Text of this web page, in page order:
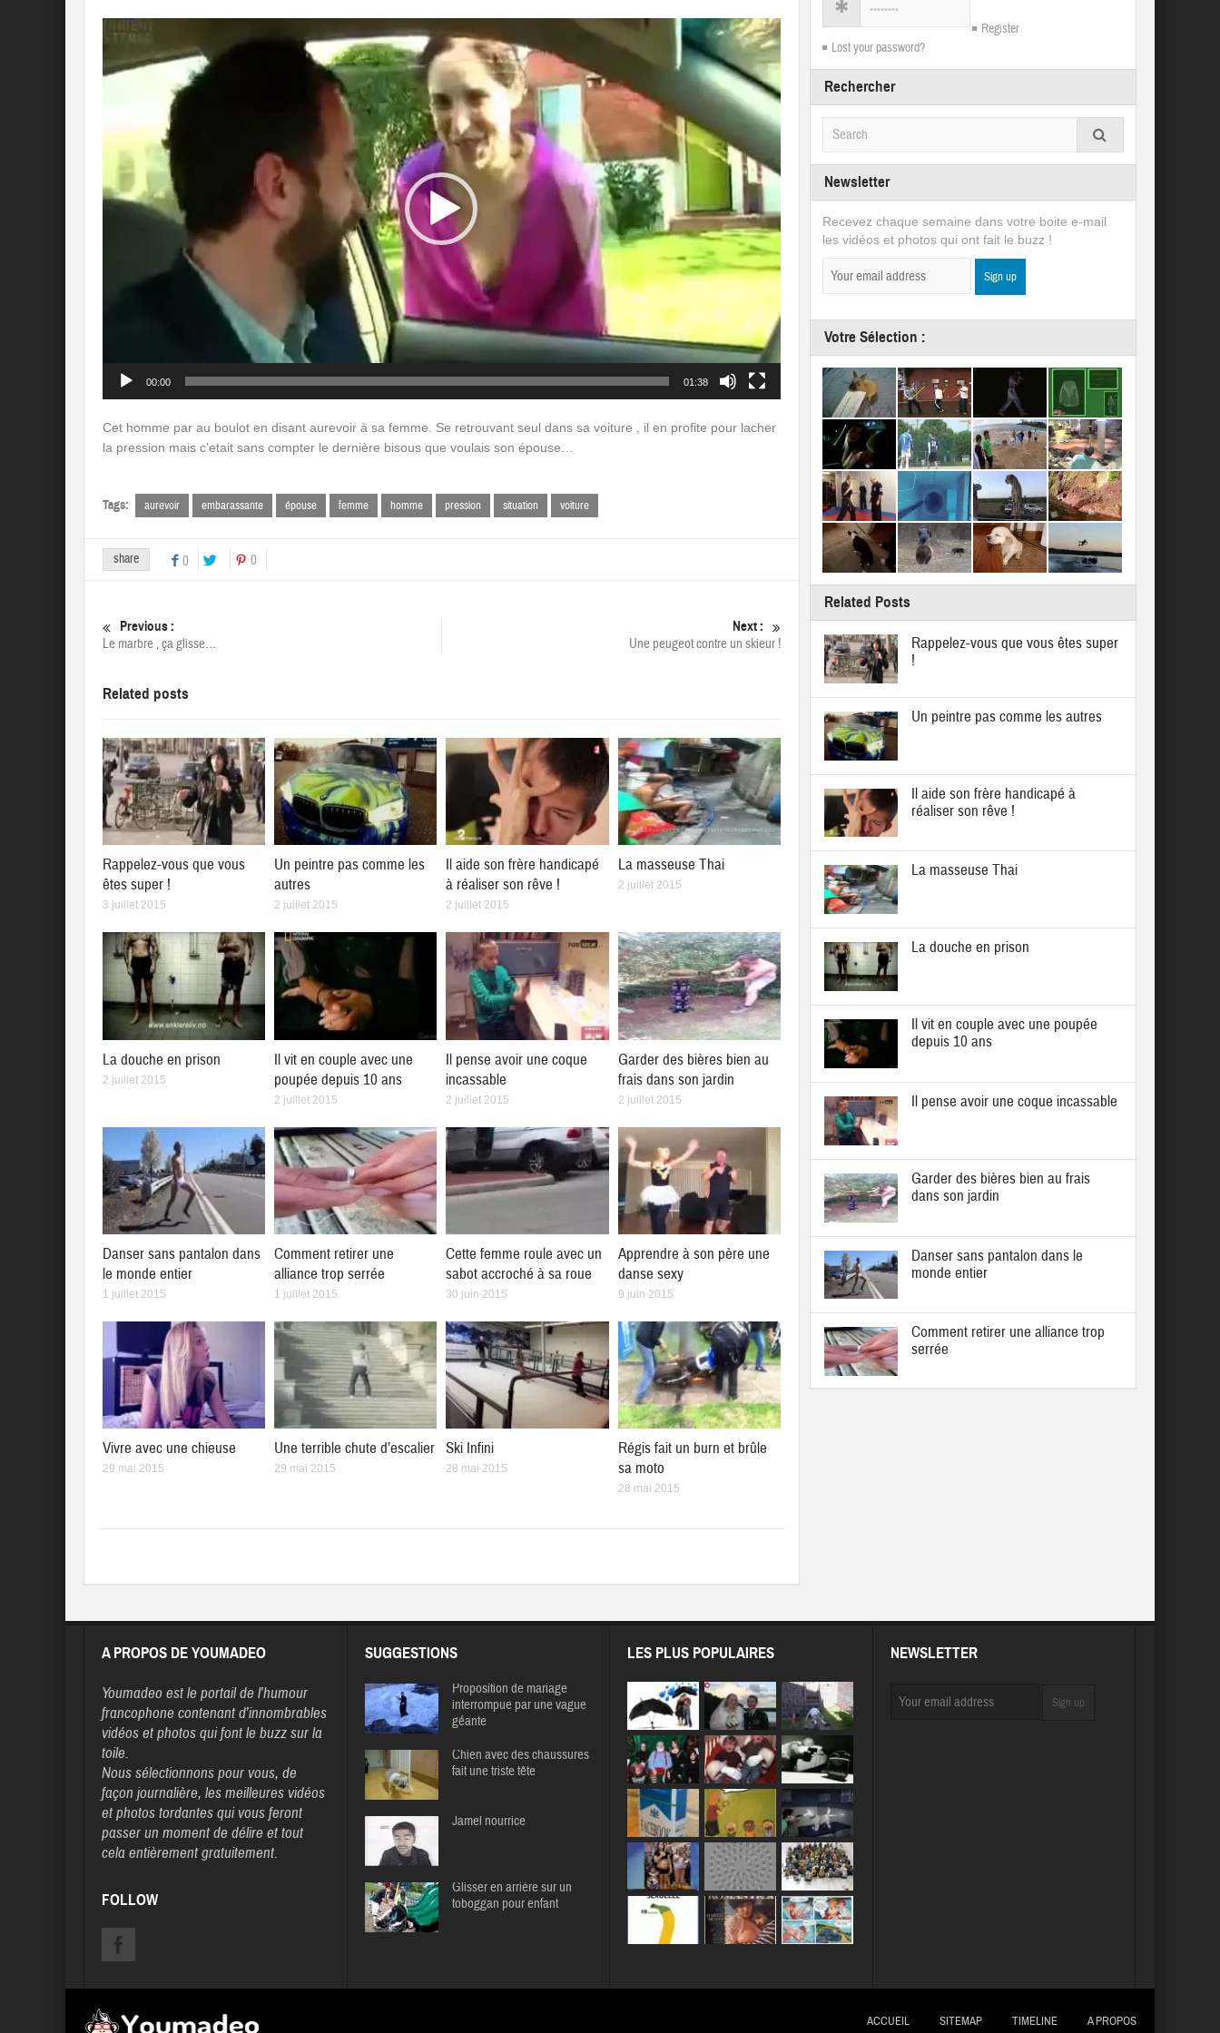
00:00 01:38
Cet homme par au boulot en disant aurevoir à sa femme. Se retrouvant seul dans sa voiture , il en profite pour lacher
la pression mais c’etait sans compter le dernière bisous que voulais son épouse…
Tags: aurevoir embarassante épouse femme homme pression situation voiture
share 0 0
Previous :
Le marbre , ça glisse…
Next :
Une peugeot contre un skieur !
Related posts
Rappelez-vous que vous
êtes super !
3 juillet 2015
Un peintre pas comme les
autres
2 juillet 2015
Il aide son frère handicapé
à réaliser son rêve !
2 juillet 2015
La masseuse Thai
2 juillet 2015
La douche en prison
2 juillet 2015
Il vit en couple avec une
poupée depuis 10 ans
2 juillet 2015
Il pense avoir une coque
incassable
2 juillet 2015
Garder des bières bien au
frais dans son jardin
2 juillet 2015
Danser sans pantalon dans
le monde entier
1 juillet 2015
Comment retirer une
alliance trop serrée
1 juillet 2015
Cette femme roule avec un
sabot accroché à sa roue
30 juin 2015
Apprendre à son père une
danse sexy
9 juin 2015
Vivre avec une chieuse
29 mai 2015
Une terrible chute d’escalier
29 mai 2015
Ski Infini
28 mai 2015
Régis fait un burn et brûle
sa moto
28 mai 2015
Register
Lost your password?
Rechercher
Newsletter
Recevez chaque semaine dans votre boite e-mail
les vidéos et photos qui ont fait le buzz !
Votre Sélection :
Related Posts
Rappelez-vous que vous êtes super
!
Un peintre pas comme les autres
Il aide son frère handicapé à
réaliser son rêve !
La masseuse Thai
La douche en prison
Il vit en couple avec une poupée
depuis 10 ans
Il pense avoir une coque incassable
Garder des bières bien au frais
dans son jardin
Danser sans pantalon dans le
monde entier
Comment retirer une alliance trop
serrée
A PROPOS DE YOUMADEO
Youmadeo est le portail de l’humour
francophone contenant d’innombrables
vidéos et photos qui font le buzz sur la
toile.
Nous sélectionnons pour vous, de
façon journalière, les meilleures vidéos
et photos tordantes qui vous feront
passer un moment de délire et tout
cela entièrement gratuitement.
FOLLOW
SUGGESTIONS
Proposition de mariage
interrompue par une vague
géante
Chien avec des chaussures
fait une triste tête
Jamel nourrice
Glisser en arrière sur un
toboggan pour enfant
LES PLUS POPULAIRES NEWSLETTER
ACCUEIL SITEMAP TIMELINE A PROPOS